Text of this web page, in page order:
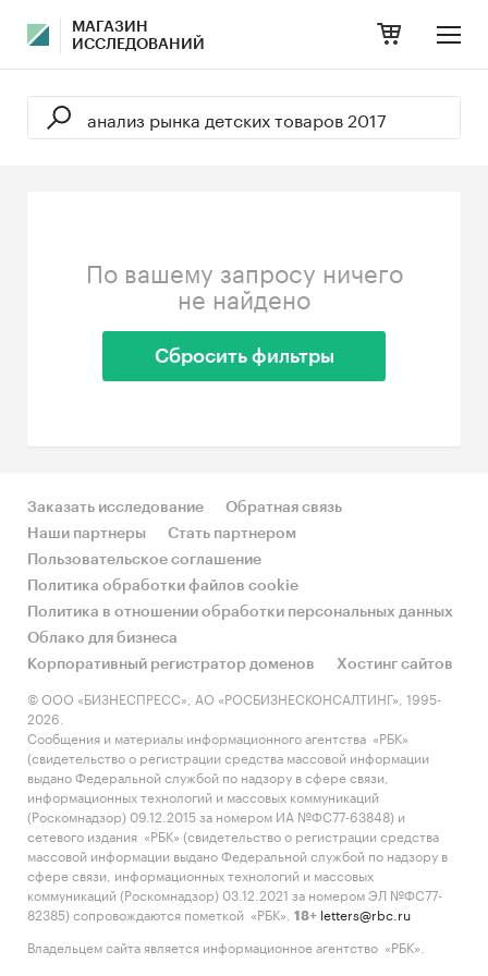
МАГАЗИН
ИССЛЕДОВАНИЙ
По вашему запросу ничего
не найдено
Сбросить фильтры
Заказать исследование
Обратная связь
Наши партнеры
Стать партнером
Пользовательское соглашение
Политика обработки файлов cookie
Политика в отношении обработки персональных данных
Облако для бизнеса
Корпоративный регистратор доменов
Хостинг сайтов
© ООО «БИЗНЕСПРЕСС», АО «РОСБИЗНЕСКОНСАЛТИНГ», 1995-
2026.
Сообщения и материалы информационного агентства «РБК»
(свидетельство о регистрации средства массовой информации
выдано Федеральной службой по надзору в сфере связи,
информационных технологий и массовых коммуникаций
(Роскомнадзор) 09.12.2015 за номером ИА №ФС77-63848) и
сетевого издания «РБК» (свидетельство о регистрации средства
массовой информации выдано Федеральной службой по надзору в
сфере связи, информационных технологий и массовых
коммуникаций (Роскомнадзор) 03.12.2021 за номером ЭЛ №ФС77-
82385) сопровождаются пометкой «РБК».
18+ letters@rbc.ru
Владельцем сайта является информационное агентство «РБК».